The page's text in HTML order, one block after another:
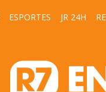
ESPORTES JR 24H